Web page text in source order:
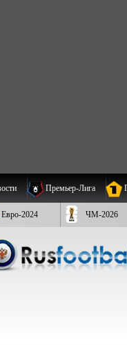
Премьер-Лига
Евро-2024 ЧМ-2026